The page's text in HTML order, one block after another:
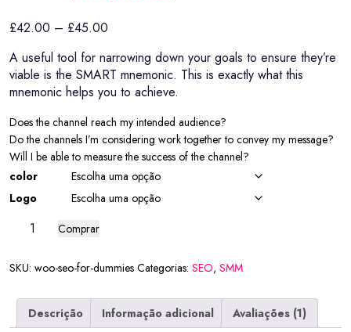
de 5, com
avaliação de
cliente
£42.00 – £45.00
A useful tool for narrowing down your goals to ensure they’re
viable is the SMART mnemonic. This is exactly what this
mnemonic helps you to achieve.
Does the channel reach my intended audience?
Do the channels I’m considering work together to convey my message?
Will I be able to measure the success of the channel?
color
Logo
Comprar
SKU: woo-seo-for-dummies Categorias: SEO, SMM
Descrição Informação adicional Avaliações (1)